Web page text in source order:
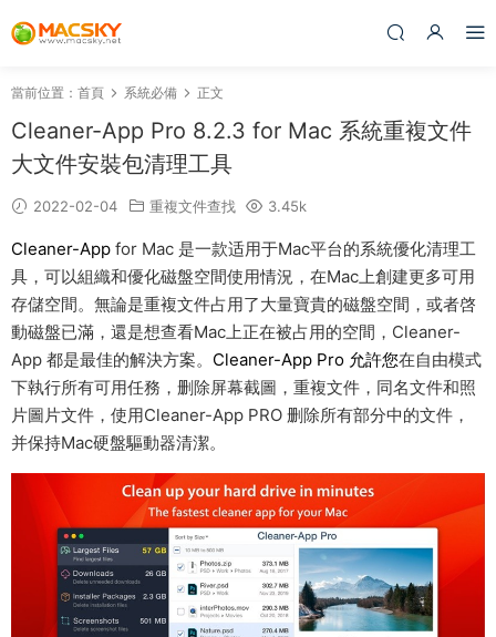
當前位置： 首頁 系統必備 正文
Cleaner-App Pro 8.2.3 for Mac 系統重複文件
大文件安裝包清理工具
2022-02-04 重複文件查找 3.45k
Cleaner-App for Mac 是一款适用于Mac平台的系統優化清理工
具，可以組織和優化磁盤空間使用情況，在Mac上創建更多可用
存儲空間。無論是重複文件占用了大量寶貴的磁盤空間，或者啓
動磁盤已滿，還是想查看Mac上正在被占用的空間，Cleaner-
App 都是最佳的解決方案。 Cleaner-App Pro 允許您在自由模式
下執行所有可用任務，删除屏幕截圖，重複文件，同名文件和照
片圖片文件，使用Cleaner-App PRO 删除所有部分中的文件，
并保持Mac硬盤驅動器清潔。